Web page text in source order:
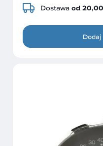
Dostawa od
Dodaj